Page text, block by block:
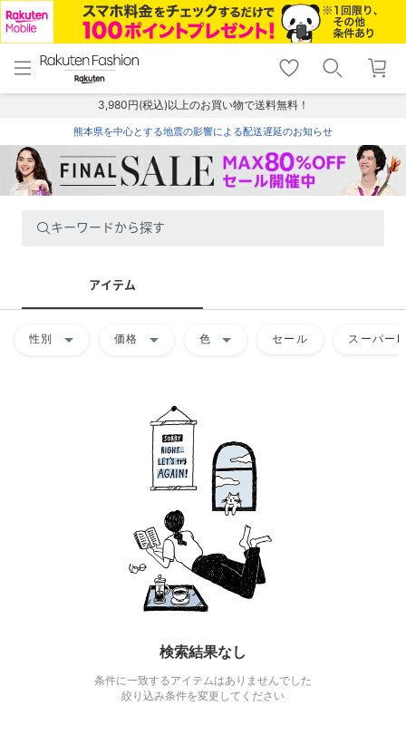
menu home
トップ
shopping_cart lock_outline
ログイン
3,980円(税込)以上のお買い物で送料無料！
熊本県を中心とする地震の影響による配送遅延のお知らせ
キーワードから探す
アイテム
性別 arrow_drop_down 価格 arrow_drop_down 色 arrow_drop_down セール スーパー
検索結果なし
条件に一致するアイテムはありませんでした
絞り込み条件を変更してください